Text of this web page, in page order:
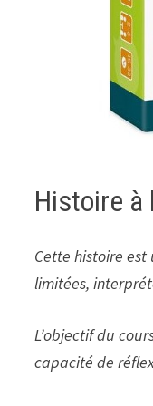
Histoire à
Cette histoire
limitées,
L’objectif du
capacité de